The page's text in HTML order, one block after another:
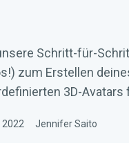
Schritt-für-
zum Erstellen
3D-Avatars
2022 Jennifer Saito